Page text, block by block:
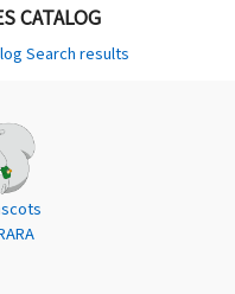
CATALOG
Search results